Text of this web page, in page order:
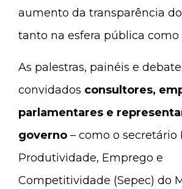
aumento da transparência
tanto na esfera pública como
As palestras, painéis e
convidados consultores,
parlamentares e
governo – como o secretário
Produtividade, Emprego e
Competitividade (Sepec) do